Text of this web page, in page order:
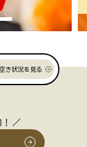
空き状況を見る
／